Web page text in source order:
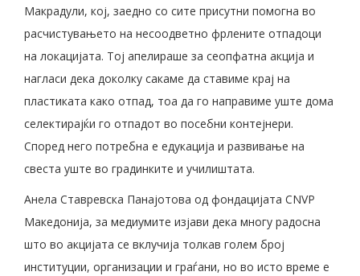
Макрадули, кој, заедно со сите присутни помогна во
расчистувањето на несоодветно фрлените отпадоци
на локацијата. Тој апелираше за сеопфатна акција и
нагласи дека доколку сакаме да ставиме крај на
пластиката како отпад, тоа да го направиме уште дома
селектирајќи го отпадот во посебни контејнери.
Според него потребна е едукација и развивање на
свеста уште во градинките и училиштата.
Анела Ставревска Панајотова од фондацијата CNVP
Македонија, за медиумите изјави дека многу радосна
што во акцијата се вклучија толкав голем број
институции, организации и граѓани, но во исто време е